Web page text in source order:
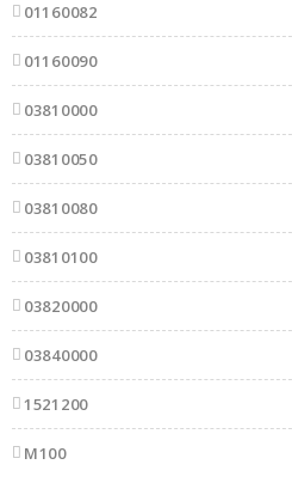
01160082
01160090
03810000
03810050
03810080
03810100
03820000
03840000
1521200
M100